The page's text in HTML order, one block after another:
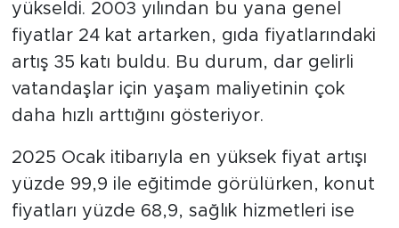
yükseldi. 2003 yılından bu yana genel
fiyatlar 24 kat artarken, gıda fiyatlarındaki
artış 35 katı buldu. Bu durum, dar gelirli
vatandaşlar için yaşam maliyetinin çok
daha hızlı arttığını gösteriyor.
2025 Ocak itibarıyla en yüksek fiyat artışı
yüzde 99,9 ile eğitimde görülürken, konut
fiyatları yüzde 68,9, sağlık hizmetleri ise